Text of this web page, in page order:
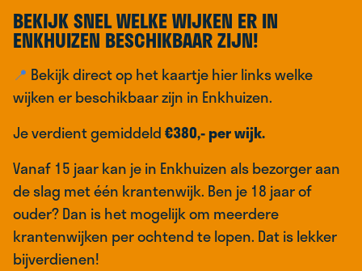
BEKIJK SNEL WELKE WIJKEN ER IN
ENKHUIZEN BESCHIKBAAR ZIJN!
📍 Bekijk direct op het kaartje hier links welke
wijken er beschikbaar zijn in Enkhuizen.
Je verdient gemiddeld€380,- per wijk.
Vanaf 15 jaar kan je in Enkhuizen als bezorger aan
de slag met één krantenwijk. Ben je 18 jaar of
ouder? Dan is het mogelijk om meerdere
krantenwijken per ochtend te lopen. Dat is lekker
bijverdienen!